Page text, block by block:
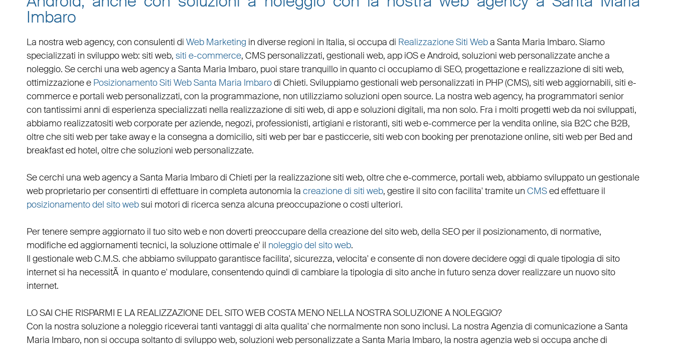
Imbaro
La nostra web agency, con consulenti di Web Marketing in diverse regioni in Italia, si occupa di Realizzazione Siti Weba Santa Maria Imbaro. Siamo
specializzati in sviluppo web: siti web, siti e-commerce, CMS personalizzati, gestionali web, app iOS e Android, soluzioni web personalizzateanche a
noleggio. Se cerchi una web agency a Santa Maria Imbaro, puoi stare tranquillo in quanto ci occupiamo di SEO, progettazione e realizzazione di siti web,
ottimizzazionee Posizionamento Siti Web Santa Maria Imbarodi Chieti. Sviluppiamogestionali web personalizzati in PHP(CMS), siti web aggiornabili, siti e-
commercee portali web personalizzati, con la programmazione, non utilizziamo soluzioni open source. La nostra web agency, ha programmatori senior
con tantissimi anni di esperienza specializzati nella realizzazione di siti web, di app e soluzioni digitali, ma non solo. Fra i molti progetti web da noi sviluppati,
abbiamo realizzatositi web corporateperaziende, negozi, professionisti, artigiani e ristoranti, siti web e-commerceper la vendita online, sia B2C che B2B,
oltre chesiti web per take awaye la consegna a domicilio, siti web per bare pasticcerie, siti web con booking per prenotazione online, siti web per Bed and
breakfast ed hotel, oltre chesoluzioni web personalizzate.
Se cerchi una web agency a Santa Maria Imbarodi Chieti per la realizzazione siti web, oltre chee-commerce, portali web, abbiamo sviluppato un gestionale
webproprietario per consentirti di effettuare in completa autonomia la creazione di siti web, gestire il sito con facilita' tramite un CMSed effettuare il
posizionamento del sito websui motori di ricerca senza alcuna preoccupazione o costi ulteriori.
Per tenere sempre aggiornato il tuo sito web e non doverti preoccupare della creazione del sito web, della SEOper il posizionamento, di normative,
modifiche ed aggiornamenti tecnici, la soluzione ottimale e' il noleggio del sito web.
Il gestionale web C.M.S. che abbiamo sviluppato garantiscefacilita', sicurezza, velocita' e consente di non dovere decidere oggi di quale tipologia di sito
internet si ha necessitÃ in quanto e' modulare, consentendo quindi di cambiare la tipologia di sito anche in futuro senza dover realizzare un nuovo sito
internet.
LO SAI CHE RISPARMI E LA REALIZZAZIONE DEL SITO WEB COSTA MENO NELLA NOSTRA SOLUZIONE A NOLEGGIO?
Con la nostra soluzione a noleggio riceverai tanti vantaggi di alta qualita' che normalmente non sono inclusi. La nostra Agenzia di comunicazione a Santa
Maria Imbaro, non si occupa soltanto di sviluppo web, soluzioni web personalizzate a Santa Maria Imbaro, la nostra agenzia websi occupa anche di